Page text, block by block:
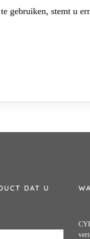
gebruiken, stemt u
DAT U